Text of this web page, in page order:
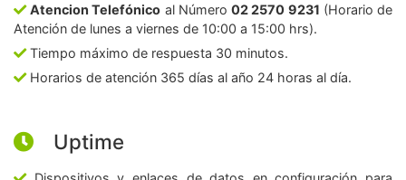
Atencion Telefónico al Número02 2570 9231 (Horario de
Atención de lunes a viernes de 10:00 a 15:00 hrs).
Tiempo máximo de respuesta 30 minutos.
Horarios de atención 365 días al año 24 horas al día.
Uptime